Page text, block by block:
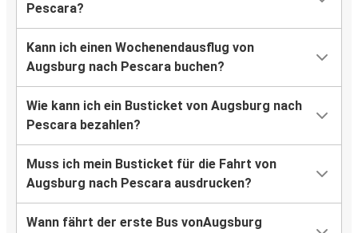
Pescara?
Kann ich einen Wochenendausflug von
Augsburg nach Pescara buchen?
Wie kann ich ein Busticket von Augsburg nach
Pescara bezahlen?
Muss ich mein Busticket für die Fahrt von
Augsburg nach Pescara ausdrucken?
Wann fährt der erste Bus vonAugsburg